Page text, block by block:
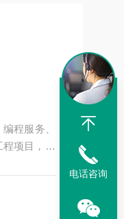
程服务、
项目，还
电话咨询